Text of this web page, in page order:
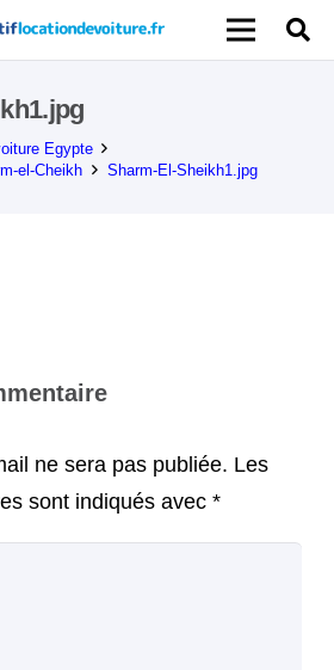
Egypte
el-Cheikh
Sharm-El-Sheikh1.jpg
ne sera pas publiée. Les
sont indiqués avec *